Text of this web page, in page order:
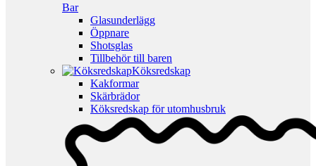
Bar
Glasunderlägg
Öppnare
Shotsglas
Tillbehör till baren
Köksredskap
Kakformar
Skärbrädor
Köksredskap för utomhusbruk